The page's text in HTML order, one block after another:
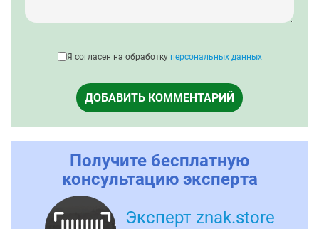
Я согласен на обработку персональных данных
ДОБАВИТЬ КОММЕНТАРИЙ
Получите бесплатную
консультацию эксперта
Эксперт znak.store